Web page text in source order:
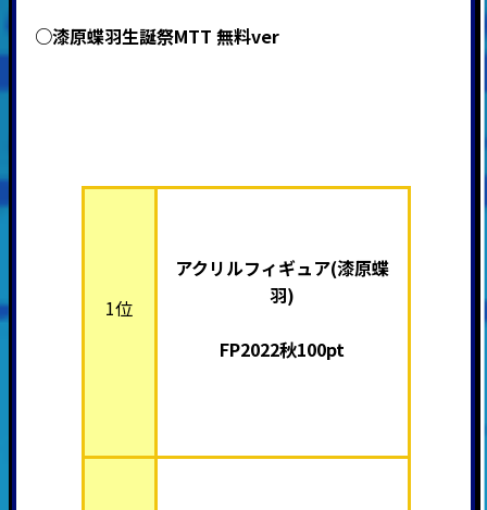
○漆原蝶羽生誕祭MTT 無料ver
1位
アクリルフィギュア(漆原蝶
羽)
FP2022秋100pt